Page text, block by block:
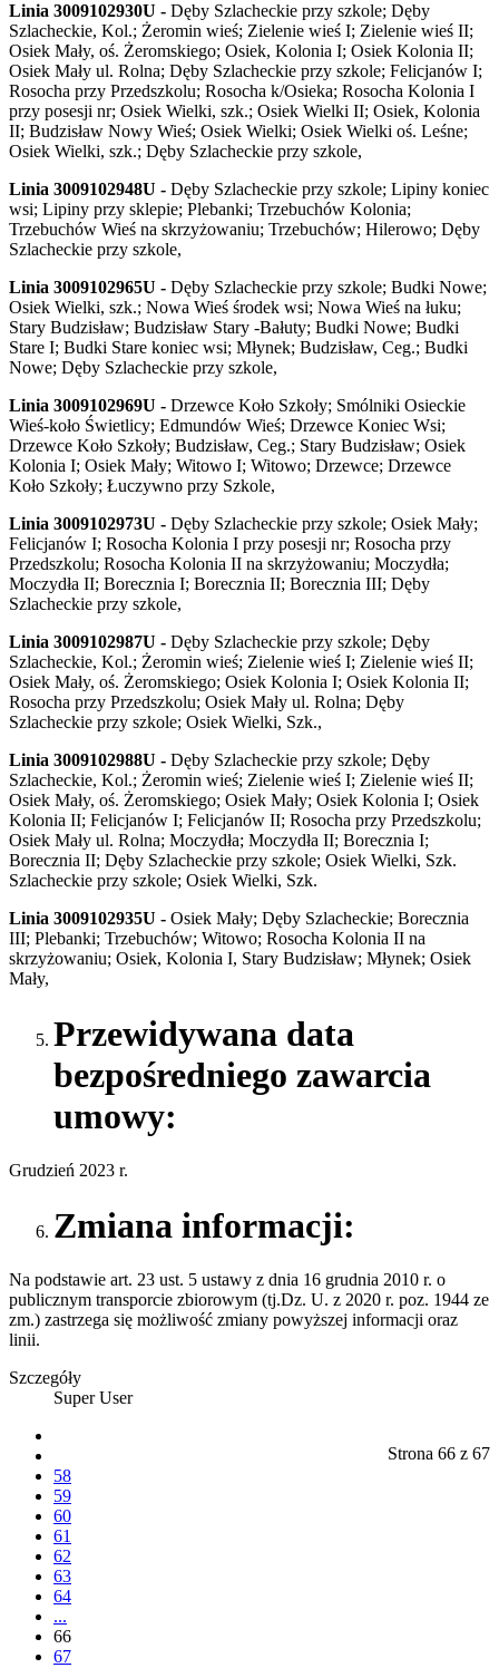
Linia 3009102930U - Dęby Szlacheckie przy szkole; Dęby
Szlacheckie, Kol.; Żeromin wieś; Zielenie wieś I; Zielenie wieś II;
Osiek Mały, oś. Żeromskiego; Osiek, Kolonia I; Osiek Kolonia II;
Osiek Mały ul. Rolna; Dęby Szlacheckie przy szkole; Felicjanów I;
Rosocha przy Przedszkolu; Rosocha k/Osieka; Rosocha Kolonia I
przy posesji nr; Osiek Wielki, szk.; Osiek Wielki II; Osiek, Kolonia
II; Budzisław Nowy Wieś; Osiek Wielki; Osiek Wielki oś. Leśne;
Osiek Wielki, szk.; Dęby Szlacheckie przy szkole,
Linia 3009102948U - Dęby Szlacheckie przy szkole; Lipiny koniec
wsi; Lipiny przy sklepie; Plebanki; Trzebuchów Kolonia;
Trzebuchów Wieś na skrzyżowaniu; Trzebuchów; Hilerowo; Dęby
Szlacheckie przy szkole,
Linia 3009102965U - Dęby Szlacheckie przy szkole; Budki Nowe;
Osiek Wielki, szk.; Nowa Wieś środek wsi; Nowa Wieś na łuku;
Stary Budzisław; Budzisław Stary -Bałuty; Budki Nowe; Budki
Stare I; Budki Stare koniec wsi; Młynek; Budzisław, Ceg.; Budki
Nowe; Dęby Szlacheckie przy szkole,
Linia 3009102969U - Drzewce Koło Szkoły; Smólniki Osieckie
Wieś-koło Świetlicy; Edmundów Wieś; Drzewce Koniec Wsi;
Drzewce Koło Szkoły; Budzisław, Ceg.; Stary Budzisław; Osiek
Kolonia I; Osiek Mały; Witowo I; Witowo; Drzewce; Drzewce
Koło Szkoły; Łuczywno przy Szkole,
Linia 3009102973U - Dęby Szlacheckie przy szkole; Osiek Mały;
Felicjanów I; Rosocha Kolonia I przy posesji nr; Rosocha przy
Przedszkolu; Rosocha Kolonia II na skrzyżowaniu; Moczydła;
Moczydła II; Borecznia I; Borecznia II; Borecznia III; Dęby
Szlacheckie przy szkole,
Linia 3009102987U - Dęby Szlacheckie przy szkole; Dęby
Szlacheckie, Kol.; Żeromin wieś; Zielenie wieś I; Zielenie wieś II;
Osiek Mały, oś. Żeromskiego; Osiek Kolonia I; Osiek Kolonia II;
Rosocha przy Przedszkolu; Osiek Mały ul. Rolna; Dęby
Szlacheckie przy szkole; Osiek Wielki, Szk.,
Linia 3009102988U - Dęby Szlacheckie przy szkole; Dęby
Szlacheckie, Kol.; Żeromin wieś; Zielenie wieś I; Zielenie wieś II;
Osiek Mały, oś. Żeromskiego; Osiek Mały; Osiek Kolonia I; Osiek
Kolonia II; Felicjanów I; Felicjanów II; Rosocha przy Przedszkolu;
Osiek Mały ul. Rolna; Moczydła; Moczydła II; Borecznia I;
Borecznia II; Dęby Szlacheckie przy szkole; Osiek Wielki, Szk.
Szlacheckie przy szkole; Osiek Wielki, Szk.
Linia 3009102935U - Osiek Mały; Dęby Szlacheckie; Borecznia
III; Plebanki; Trzebuchów; Witowo; Rosocha Kolonia II na
skrzyżowaniu; Osiek, Kolonia I, Stary Budzisław; Młynek; Osiek
Mały,
Przewidywana data
bezpośredniego zawarcia
umowy:
Grudzień 2023 r.
Zmiana informacji:
Na podstawie art. 23 ust. 5 ustawy z dnia 16 grudnia 2010 r. o
publicznym transporcie zbiorowym (tj.Dz. U. z 2020 r. poz. 1944 ze
zm.) zastrzega się możliwość zmiany powyższej informacji oraz
linii.
Szczegóły
Super User
Strona 66 z 67
58
59
60
61
62
63
64
...
66
67